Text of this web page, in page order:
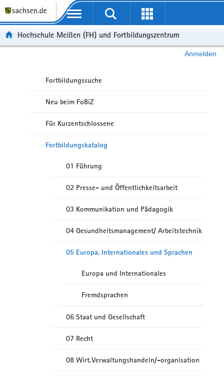
Portalübergreifende Navigation
Hochschule Meißen (FH) und Fortbildungszentrum
Anmelden
Fortbildungssuche
Neu beim FoBiZ
Für Kurzentschlossene
Fortbildungskatalog
01 Führung
02 Presse- und Öffentlichkeitsarbeit
03 Kommunikation und Pädagogik
04 Gesundheitsmanagement/ Arbeitstechnik
05 Europa, Internationales und Sprachen
Europa und Internationales
Fremdsprachen
06 Staat und Gesellschaft
07 Recht
08 Wirt.Verwaltungshandeln/-organisation